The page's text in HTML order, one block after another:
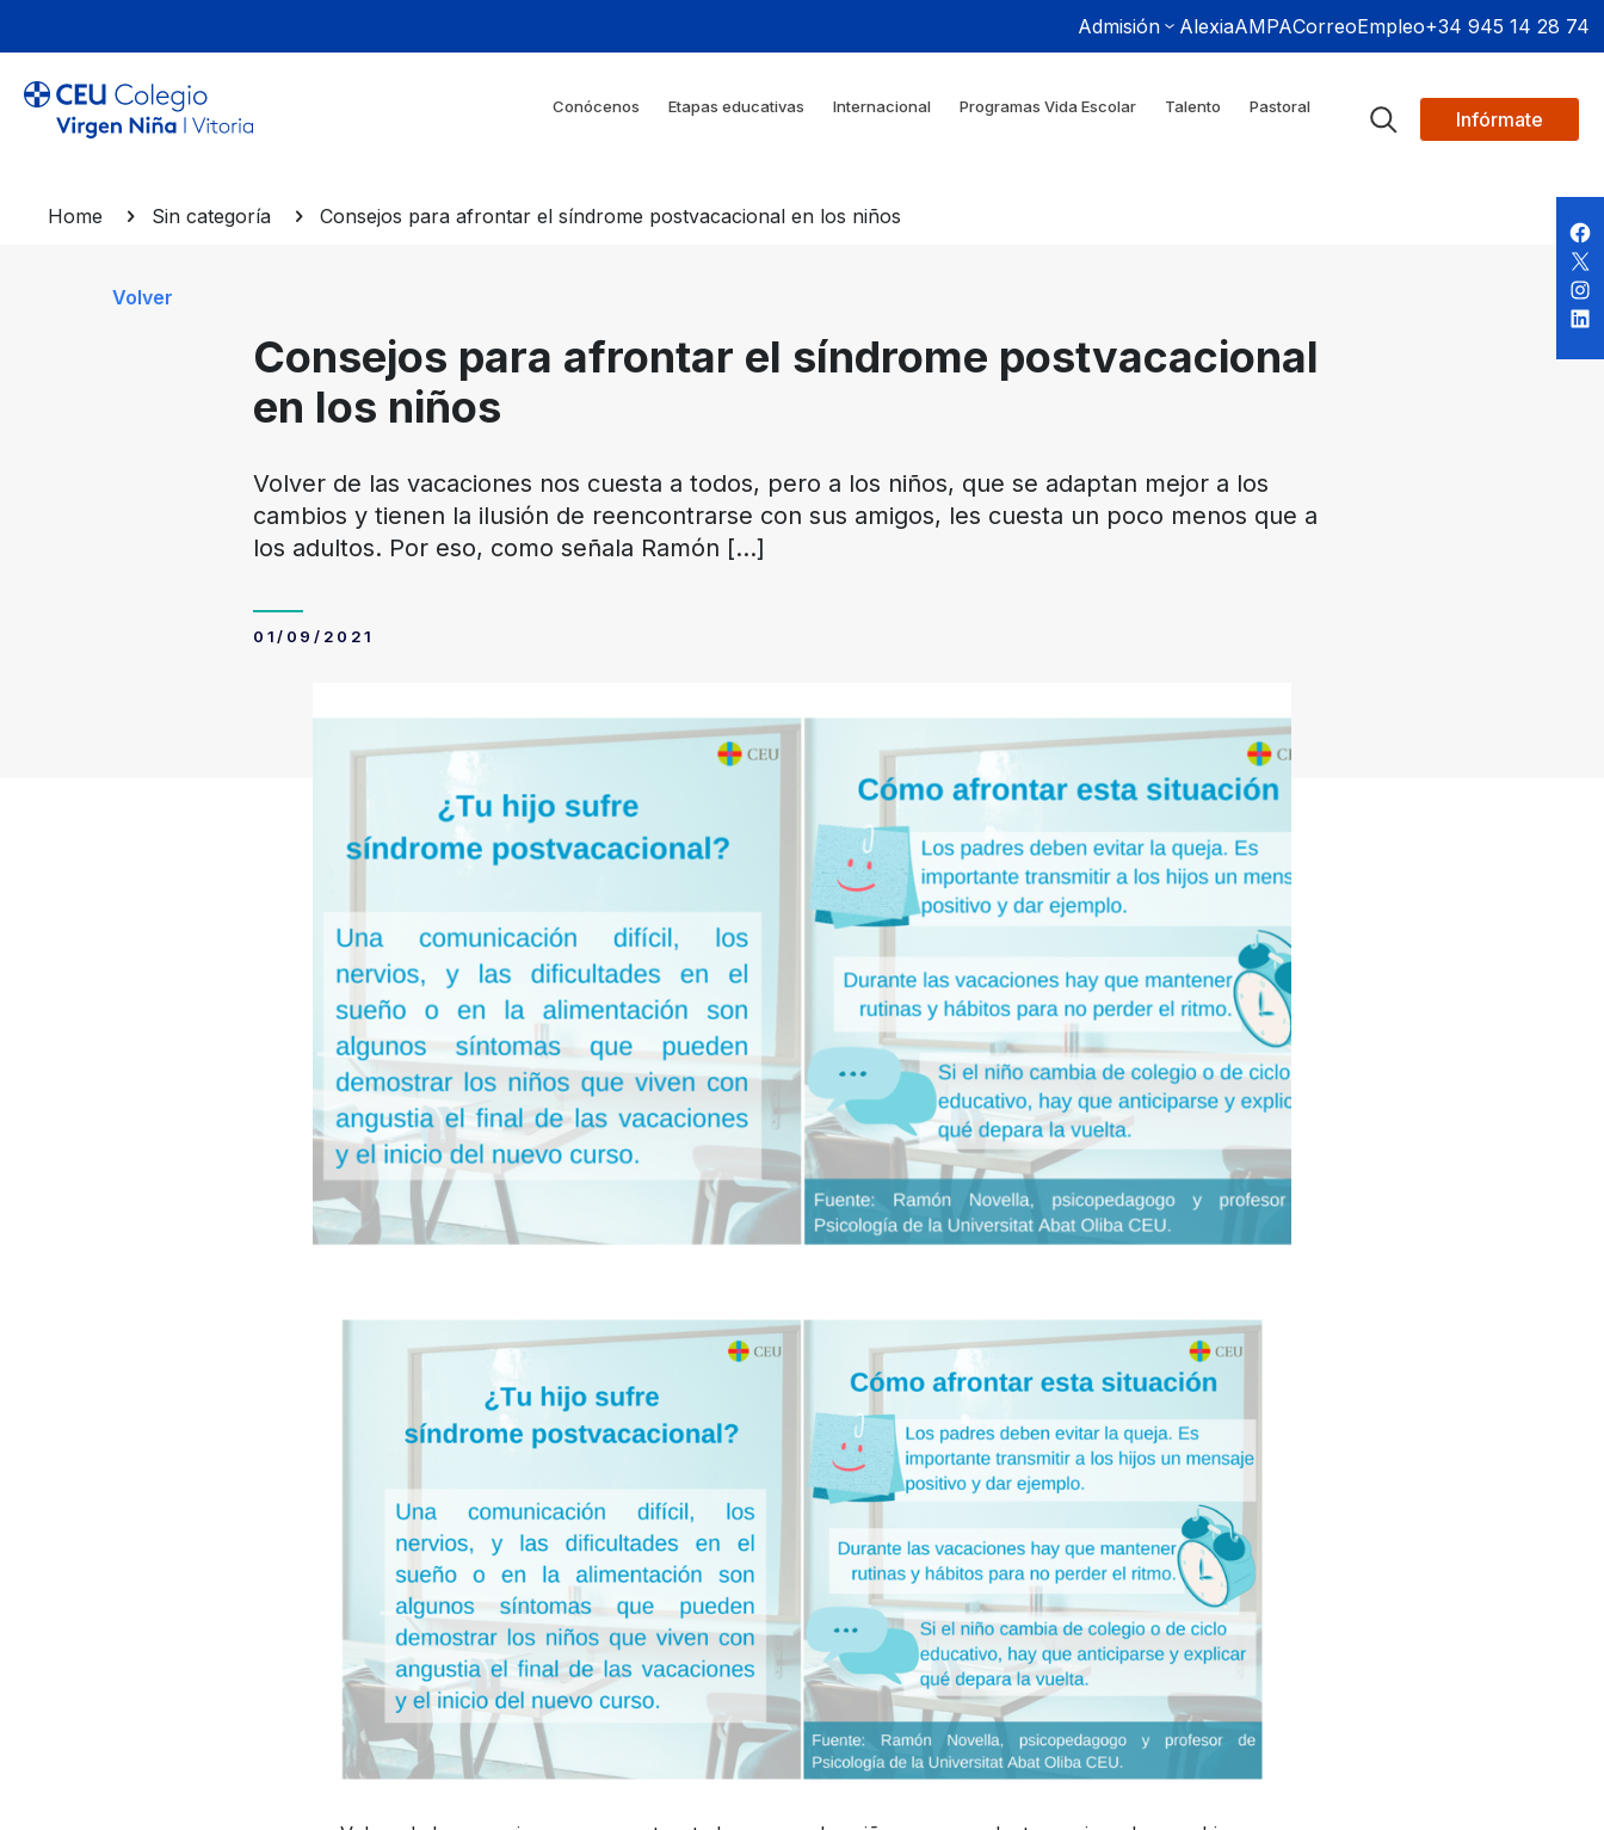
Admisión AlexiaAMPACorreoEmpleo+34 945 14 28 74
Conócenos Etapas educativas Internacional Programas Vida Escolar Talento Pastoral
Infórmate
Home Sin categoría Consejos para afrontar el síndrome postvacacional en los niños
Volver
Consejos para afrontar el síndrome postvacacional
en los niños
Volver de las vacaciones nos cuesta a todos, pero a los niños, que se adaptan mejor a los
cambios y tienen la ilusión de reencontrarse con sus amigos, les cuesta un poco menos que a
los adultos. Por eso, como señala Ramón […]
01/09/2021